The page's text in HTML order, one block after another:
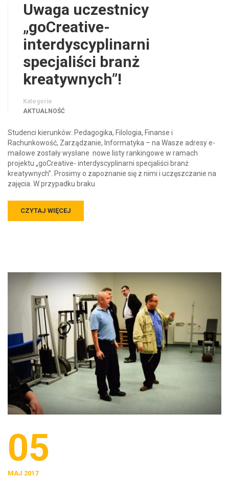
Uwaga uczestnicy
„goCreative-
interdyscyplinarni
specjaliści branż
kreatywnych”!
Kategorie
AKTUALNOŚĆ
Studenci kierunków: Pedagogika, Filologia, Finanse i
Rachunkowość, Zarządzanie, Informatyka – na Wasze adresy e-
mailowe zostały wysłane nowe listy rankingowe w ramach
projektu „goCreative- interdyscyplinarni specjaliści branż
kreatywnych”. Prosimy o zapoznanie się z nimi i uczęszczanie na
zajęcia. W przypadku braku
CZYTAJ WIĘCEJ
05
MAJ 2017